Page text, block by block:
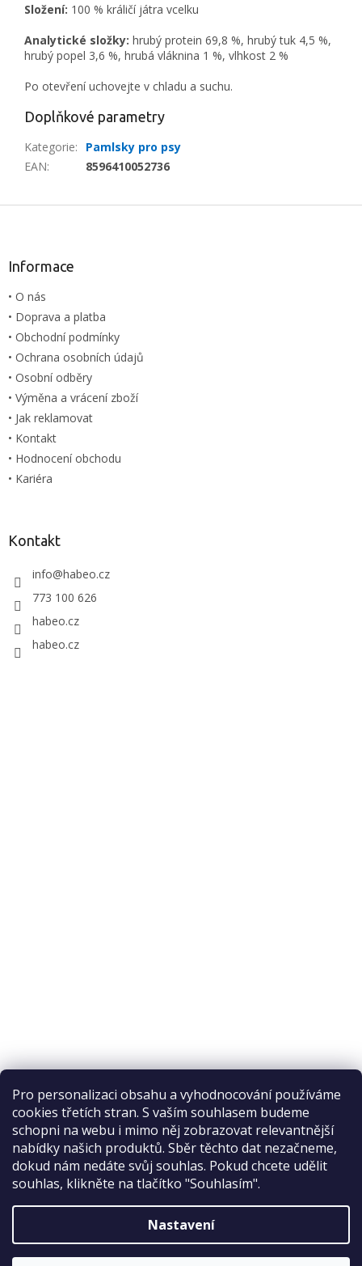
Pro personalizaci obsahu a vyhodnocování používáme
cookies třetích stran. S vaším souhlasem budeme
schopni na webu i mimo něj zobrazovat relevantnější
nabídky našich produktů. Sběr těchto dat nezačneme,
dokud nám nedáte svůj souhlas. Pokud chcete udělit
souhlas, klikněte na tlačítko "Souhlasím".
Nastavení
Složení: 100 % králičí játra vcelku
Analytické složky: hrubý protein 69,8 %, hrubý tuk 4,5 %,
hrubý popel 3,6 %, hrubá vláknina 1 %, vlhkost 2 %
Po otevření uchovejte v chladu a suchu.
Doplňkové parametry
Kategorie:
Pamlsky pro psy
EAN: 8596410052736
Informace
• O nás
• Doprava a platba
• Obchodní podmínky
• Ochrana osobních údajů
• Osobní odběry
• Výměna a vrácení zboží
• Jak reklamovat
• Kontakt
• Hodnocení obchodu
• Kariéra
Kontakt
info@habeo.cz
773 100 626
habeo.cz
habeo.cz
Recenze na Habeo.cz
Vytvořil Shoptet